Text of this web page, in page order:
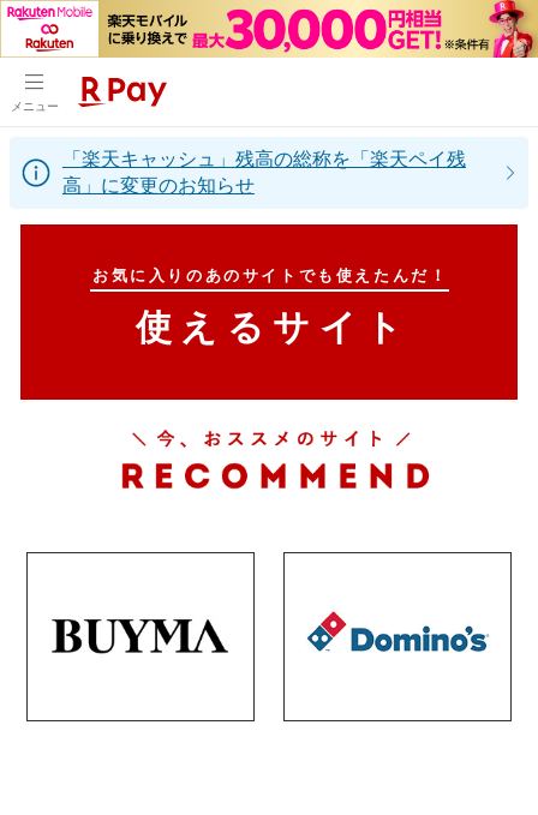
「楽天キャッシュ」残高の総称を「楽天ペイ残
高」に変更のお知らせ
メニュー
お気に入りのあのサイトでも使えたんだ！
使えるサイト